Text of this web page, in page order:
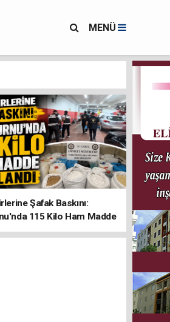
MENÜ
Şafak Baskını:
115 Kilo Ham Madde